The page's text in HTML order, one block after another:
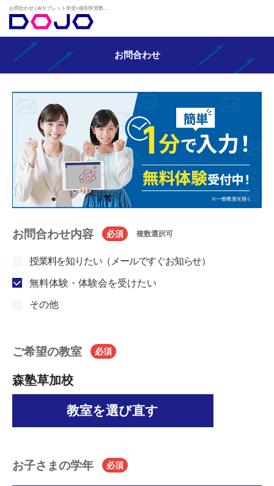
お問合わせ
お問合わせ内容 必須 複数選択可
授業料を知りたい（メールですぐお知らせ）
無料体験・体験会を受けたい
その他
ご希望の教室 必須
森塾草加校
教室を選び直す
お子さまの学年 必須